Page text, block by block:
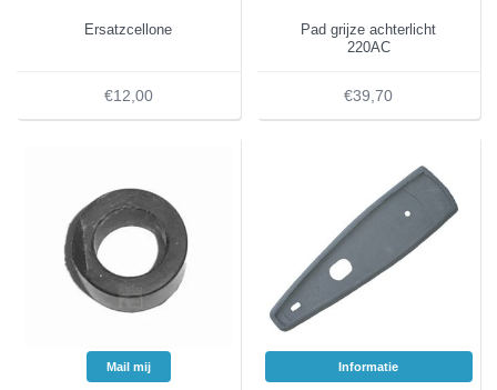
Ersatzcellone
€12,00
Pad grijze achterlicht
220AC
€39,70
Mail mij Informatie